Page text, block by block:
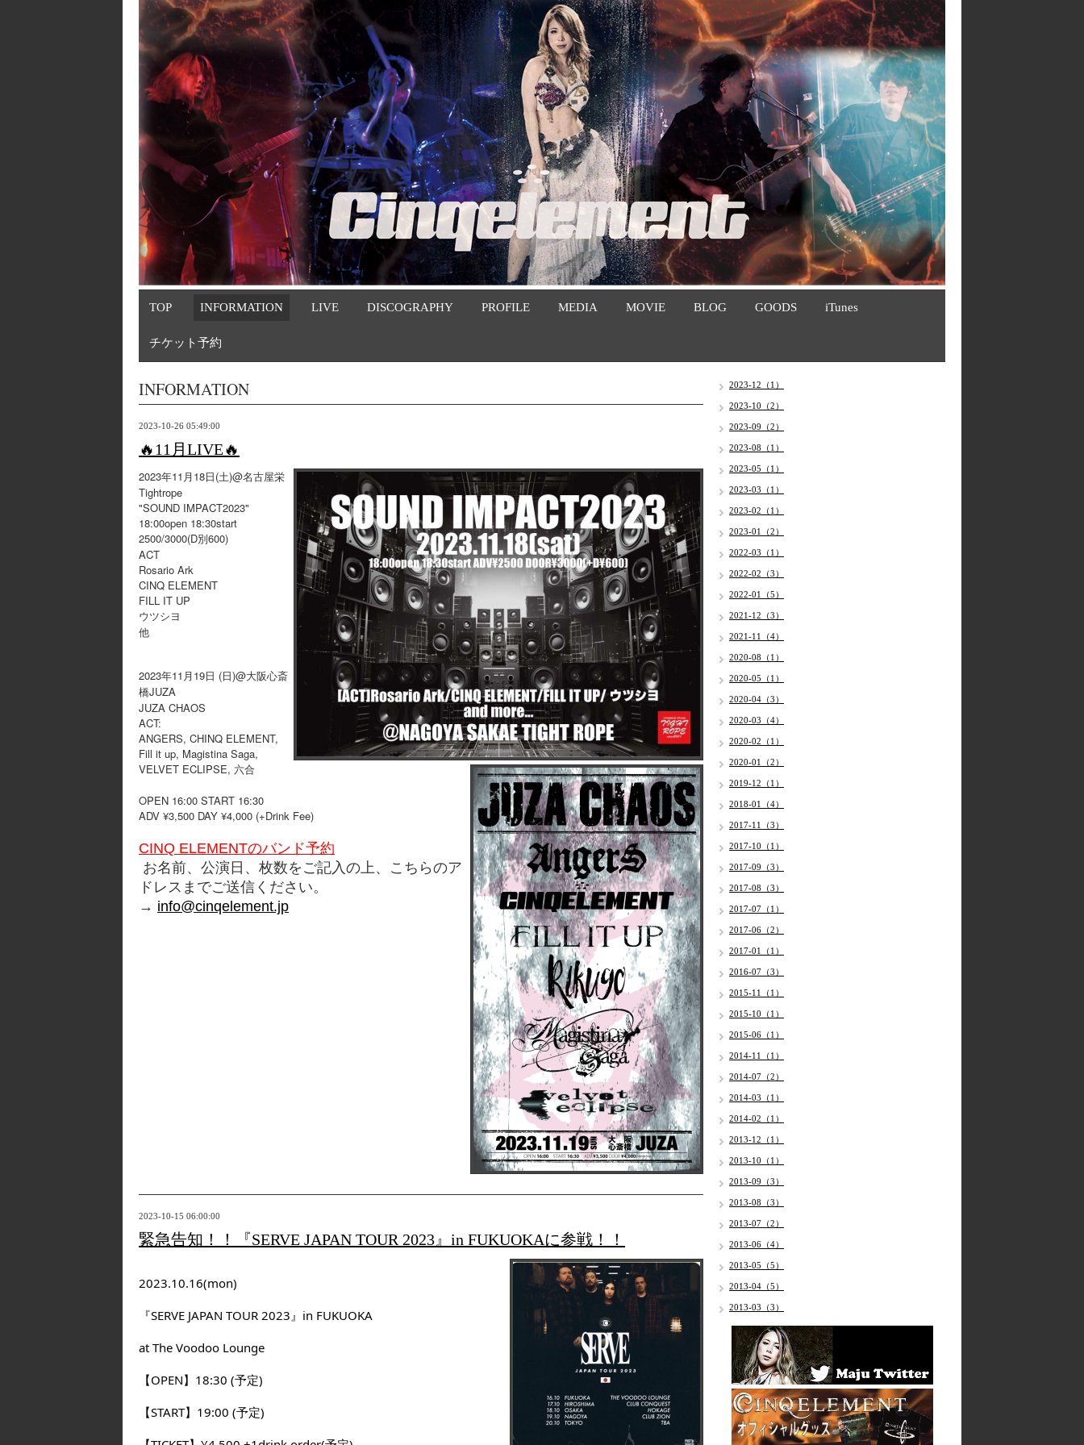
TOP INFORMATION LIVE DISCOGRAPHY PROFILE MEDIA MOVIE BLOG GOODS iTunes
チケット予約
INFORMATION
2023-10-26 05:49:00
🔥11月LIVE🔥
2023年11月18日(土)@名古屋栄
Tightrope
"SOUND IMPACT2023"
18:00open 18:30start
2500/3000(D別600)
ACT
Rosario Ark
CINQ ELEMENT
FILL IT UP
ウツシヨ
他
2023年11月19日 (日)@大阪心斎
橋JUZA
JUZA CHAOS
ACT:
ANGERS, CHINQ ELEMENT,
Fill it up, Magistina Saga,
VELVET ECLIPSE, 六合
OPEN 16:00 START 16:30
ADV ¥3,500 DAY ¥4,000 (+Drink Fee)
CINQ ELEMENTのバンド予約
お名前、公演日、枚数をご記入の上、こちらのア
ドレスまでご送信ください。
→ info@cinqelement.jp
2023-10-15 06:00:00
緊急告知！！『SERVE JAPAN TOUR 2023』in FUKUOKAに参戦！！
2023.10.16(mon)
『SERVE JAPAN TOUR 2023』in FUKUOKA
at The Voodoo Lounge
【OPEN】18:30 (予定)
【START】19:00 (予定)
2023-12（1）
2023-10（2）
2023-09（2）
2023-08（1）
2023-05（1）
2023-03（1）
2023-02（1）
2023-01（2）
2022-03（1）
2022-02（3）
2022-01（5）
2021-12（3）
2021-11（4）
2020-08（1）
2020-05（1）
2020-04（3）
2020-03（4）
2020-02（1）
2020-01（2）
2019-12（1）
2018-01（4）
2017-11（3）
2017-10（1）
2017-09（3）
2017-08（3）
2017-07（1）
2017-06（2）
2017-01（1）
2016-07（3）
2015-11（1）
2015-10（1）
2015-06（1）
2014-11（1）
2014-07（2）
2014-03（1）
2014-02（1）
2013-12（1）
2013-10（1）
2013-09（3）
2013-08（3）
2013-07（2）
2013-06（4）
2013-05（5）
2013-04（5）
2013-03（3）